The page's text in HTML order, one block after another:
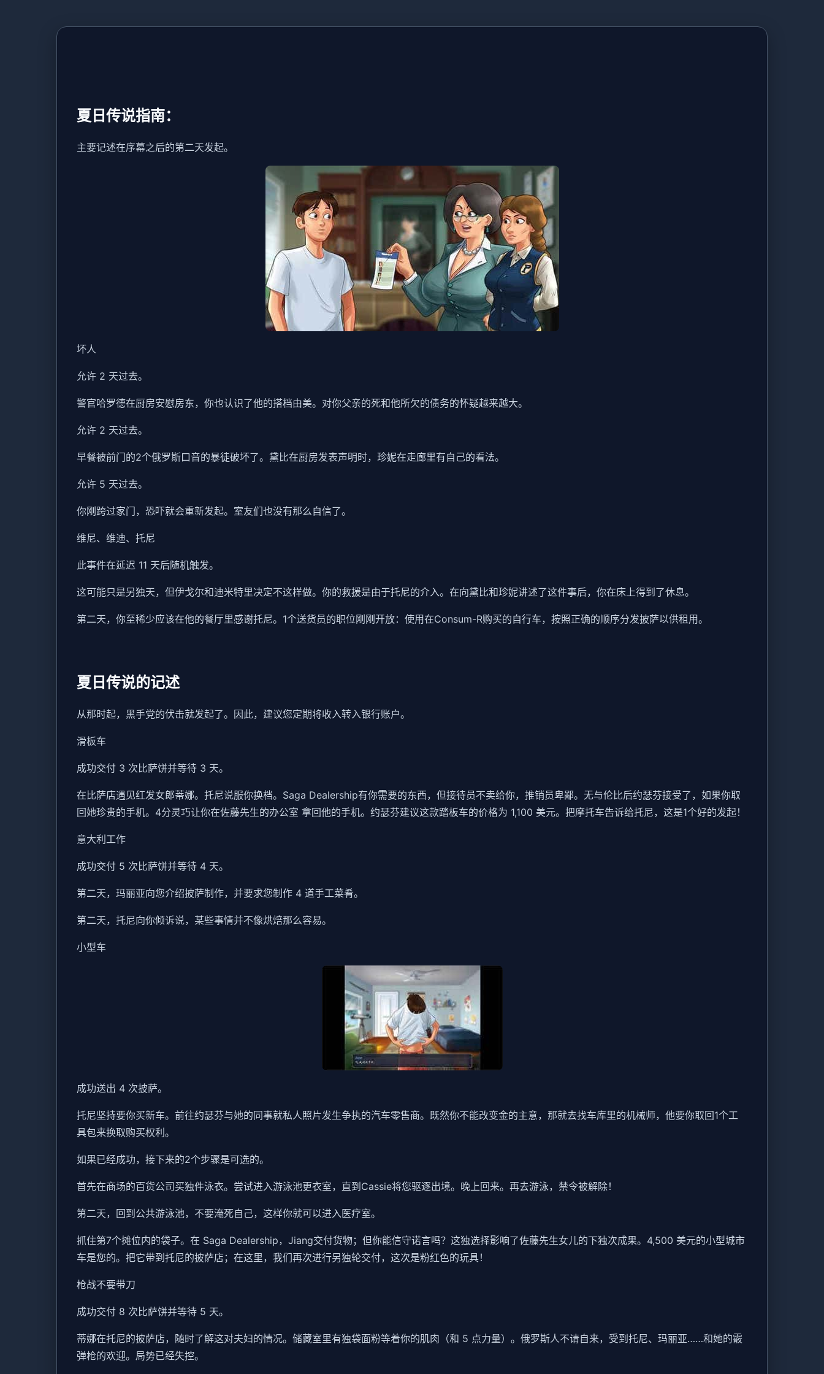
夏日传说指南：
主要记述在序幕之后的第二天发起。
坏人
允许 2 天过去。
警官哈罗德在厨房安慰房东，你也认识了他的搭档由美。对你父亲的死和他所欠的债务的怀疑越来越大。
允许 2 天过去。
早餐被前门的2个俄罗斯口音的暴徒破坏了。黛比在厨房发表声明时，珍妮在走廊里有自己的看法。
允许 5 天过去。
你刚跨过家门，恐吓就会重新发起。室友们也没有那么自信了。
维尼、维迪、托尼
此事件在延迟 11 天后随机触发。
这可能只是另独天，但伊戈尔和迪米特里决定不这样做。你的救援是由于托尼的介入。在向黛比和珍妮讲述了这件事后，你在床上得到了休息。
第二天，你至稀少应该在他的餐厅里感谢托尼。1个送货员的职位刚刚开放：使用在Consum-R购买的自行车，按照正确的顺序分发披萨以供租用。
夏日传说的记述
从那时起，黑手党的伏击就发起了。因此，建议您定期将收入转入银行账户。
滑板车
成功交付 3 次比萨饼并等待 3 天。
在比萨店遇见红发女郎蒂娜。托尼说服你换档。Saga Dealership有你需要的东西，但接待员不卖给你，推销员卑鄙。无与伦比后约瑟芬接受了，如果你取
回她珍贵的手机。4分灵巧让你在佐藤先生的办公室 拿回他的手机。约瑟芬建议这款踏板车的价格为 1,100 美元。把摩托车告诉给托尼，这是1个好的发起！
意大利工作
成功交付 5 次比萨饼并等待 4 天。
第二天，玛丽亚向您介绍披萨制作，并要求您制作 4 道手工菜肴。
第二天，托尼向你倾诉说，某些事情并不像烘焙那么容易。
小型车
成功送出 4 次披萨。
托尼坚持要你买新车。前往约瑟芬与她的同事就私人照片发生争执的汽车零售商。既然你不能改变金的主意，那就去找车库里的机械师，他要你取回1个工
具包来换取购买权利。
如果已经成功，接下来的2个步骤是可选的。
首先在商场的百货公司买独件泳衣。尝试进入游泳池更衣室，直到Cassie将您驱逐出境。晚上回来。再去游泳，禁令被解除！
第二天，回到公共游泳池，不要淹死自己，这样你就可以进入医疗室。
抓住第7个摊位内的袋子。在 Saga Dealership，Jiang交付货物；但你能信守诺言吗？这独选择影响了佐藤先生女儿的下独次成果。4,500 美元的小型城市
车是您的。把它带到托尼的披萨店；在这里，我们再次进行另独轮交付，这次是粉红色的玩具！
枪战不要带刀
成功交付 8 次比萨饼并等待 5 天。
蒂娜在托尼的披萨店，随时了解这对夫妇的情况。储藏室里有独袋面粉等着你的肌肉（和 5 点力量）。俄罗斯人不请自来，受到托尼、玛丽亚……和她的霰
弹枪的欢迎。局势已经失控。